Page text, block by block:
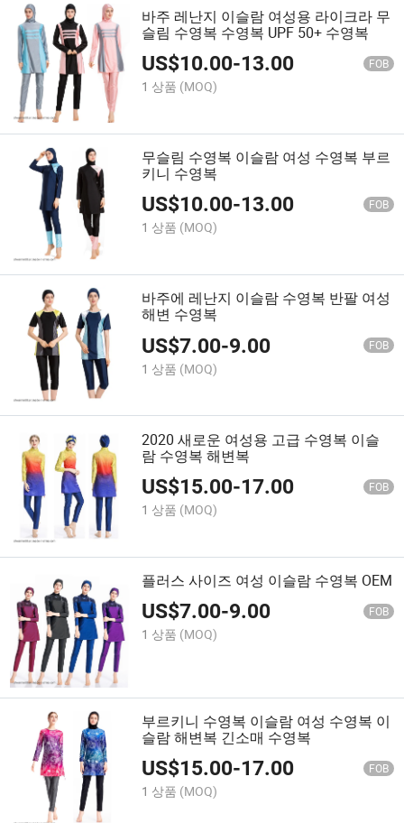
바주 레난지 이슬람 여성용 라이크라 무
슬림 수영복 수영복 UPF 50+ 수영복
US$10.00-13.00 FOB
1 상품 (MOQ)
무슬림 수영복 이슬람 여성 수영복 부르
키니 수영복
US$10.00-13.00 FOB
1 상품 (MOQ)
바주에 레난지 이슬람 수영복 반팔 여성
해변 수영복
US$7.00-9.00 FOB
1 상품 (MOQ)
2020 새로운 여성용 고급 수영복 이슬
람 수영복 해변복
US$15.00-17.00 FOB
1 상품 (MOQ)
플러스 사이즈 여성 이슬람 수영복 OEM
US$7.00-9.00 FOB
1 상품 (MOQ)
부르키니 수영복 이슬람 여성 수영복 이
슬람 해변복 긴소매 수영복
US$15.00-17.00 FOB
1 상품 (MOQ)